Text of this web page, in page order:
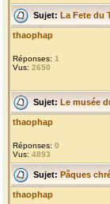
Sujet: La Fete du
thaophap
Réponses: 1
Vus: 2650
Sujet: Le musée
thaophap
Réponses: 0
Vus: 4893
Sujet: Pâques
thaophap